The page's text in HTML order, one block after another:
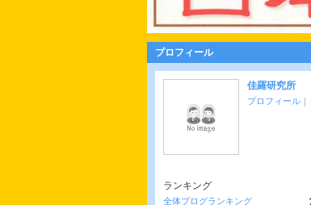
「共同
プロフィール
佳羅研究所
プロフィール ｜
ランキング
全体ブログランキング